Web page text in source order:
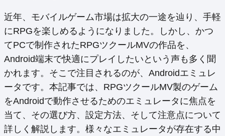
X
(Twitter)
FacebookPinterestLinkedInEmail
近年、モバイルゲーム市場は拡大の一途を辿り、手軽
にRPGを楽しめるようになりました。しかし、かつ
てPCで制作されたRPGツクールMVの作品を、
Android端末で快適にプレイしたいという声も多く聞
かれます。そこで注目されるのが、Androidエミュレ
ータです。本記事では、RPGツクールMV製のゲーム
をAndroidで動作させるためのエミュレータに焦点を
当て、その選び方、設定方法、そして注意点について
詳しく解説します。様々なエミュレータが存在する中